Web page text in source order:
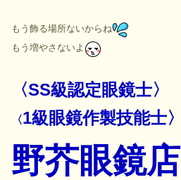
もう飾る場所ないからね
もう増やさないよ
〈SS級認定眼鏡士〉
〈1級眼鏡作製技能士〉
野芥眼鏡店